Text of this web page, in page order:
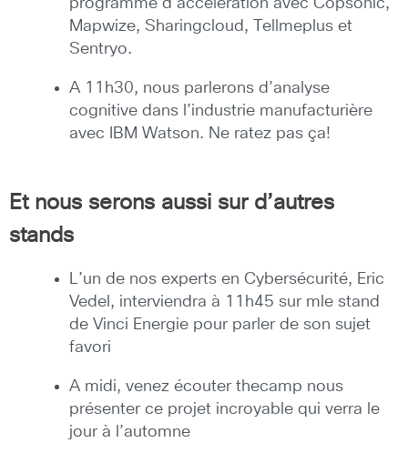
programme d’accélération avec Copsonic,
Mapwize, Sharingcloud, Tellmeplus et
Sentryo.
A 11h30, nous parlerons d’analyse
cognitive dans l’industrie manufacturière
avec IBM Watson. Ne ratez pas ça!
Et nous serons aussi sur d’autres
stands
L’un de nos experts en Cybersécurité, Eric
Vedel, interviendra à 11h45 sur mle stand
de Vinci Energie pour parler de son sujet
favori
A midi, venez écouter thecamp nous
présenter ce projet incroyable qui verra le
jour à l’automne